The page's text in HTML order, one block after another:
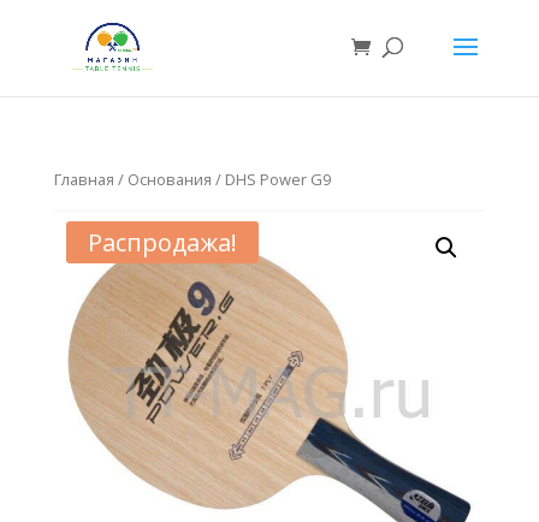
Главная / Основания / DHS Power G9
Распродажа!